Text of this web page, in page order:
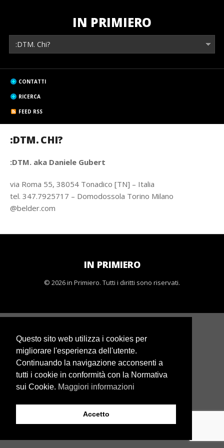
IN PRIMIERO
CONTATTI
RICERCA
FEED RSS
:DTM. CHI?
:DTM. aka Daniele Gubert
via Roma 55, 38054 Tonadico [TN] – Italia
tel. 347.7925717 – Domodossola Torino Milano
@belder.com
IN PRIMIERO
© 2026 in Primiero. Tutti i diritti sono riservati.
Questo sito web utilizza i cookies per
migliorare l'esperienza dell'utente.
Continuando la navigazione acconsenti a
tutti i cookie in conformità con la Normativa
sui Cookie. Maggiori informazioni
Accetto